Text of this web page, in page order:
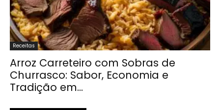
Receitas
Arroz Carreteiro com Sobras de
Churrasco: Sabor, Economia e
Tradição em...